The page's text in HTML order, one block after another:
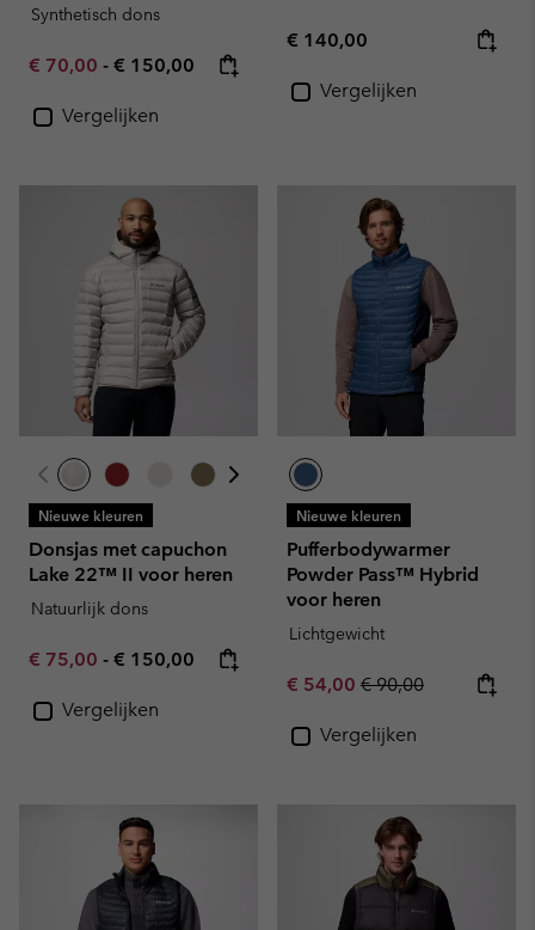
Synthetisch dons
Minimum sale price:
€ 70,00 - Maximum price:
€ 150,00
Vergelijken
Regular price:
€ 140,00
Vergelijken
Nieuwe kleuren
Donsjas met capuchon
Lake 22™ II voor heren
Natuurlijk dons
Minimum sale price:
€ 75,00 - Maximum price:
€ 150,00
Vergelijken
Nieuwe kleuren
Pufferbodywarmer
Powder Pass™ Hybrid
voor heren
Lichtgewicht
Sale price:
€ 54,00 Regular price:
€ 90,00
Vergelijken